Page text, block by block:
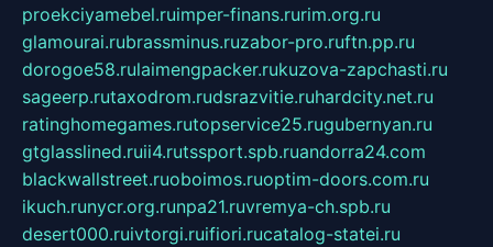
proekciyamebel.ruimper-finans.rurim.org.ru
glamourai.rubrassminus.ruzabor-pro.ruftn.pp.ru
dorogoe58.rulaimengpacker.rukuzova-zapchasti.ru
sageerp.rutaxodrom.rudsrazvitie.ruhardcity.net.ru
ratinghomegames.rutopservice25.rugubernyan.ru
gtglasslined.ruii4.rutssport.spb.ruandorra24.com
blackwallstreet.ruoboimos.ruoptim-doors.com.ru
ikuch.runycr.org.runpa21.ruvremya-ch.spb.ru
desert000.ruivtorgi.ruifiori.rucatalog-statei.ru